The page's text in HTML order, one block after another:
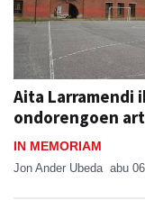
Aita Larramendi
ondorengoen
IN MEMORIAM
Jon Ander Ubeda abu